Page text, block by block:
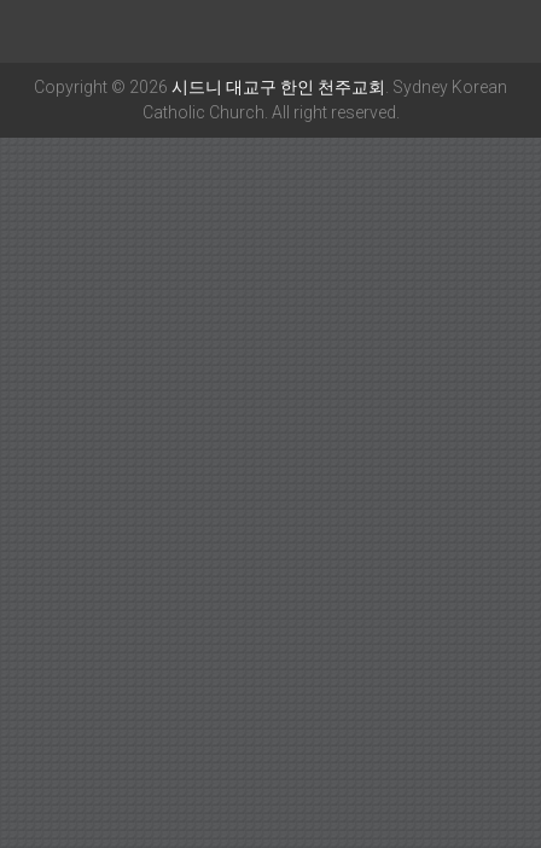
Copyright © 2026 시드니 대교구 한인 천주교회 . Sydney Korean
Catholic Church. All right reserved.